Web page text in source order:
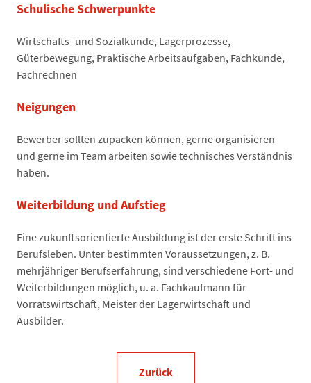
Schulische Schwerpunkte
Wirtschafts- und Sozialkunde, Lagerprozesse,
Güterbewegung, Praktische Arbeitsaufgaben, Fachkunde,
Fachrechnen
Neigungen
Bewerber sollten zupacken können, gerne organisieren
und gerne im Team arbeiten sowie technisches Verständnis
haben.
Weiterbildung und Aufstieg
Eine zukunftsorientierte Ausbildung ist der erste Schritt ins
Berufsleben. Unter bestimmten Voraussetzungen, z. B.
mehrjähriger Berufserfahrung, sind verschiedene Fort- und
Weiterbildungen möglich, u. a. Fachkaufmann für
Vorratswirtschaft, Meister der Lagerwirtschaft und
Ausbilder.
Zurück